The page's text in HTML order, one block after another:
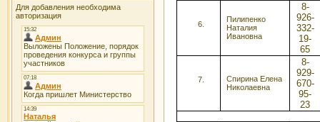
Для добавления необходима
авторизация
Пилипенко
Наталия
Ивановна
8-
926-
332-
19-
65
Спирина Елена
Николаевна
8-
929-
670-
95-
23